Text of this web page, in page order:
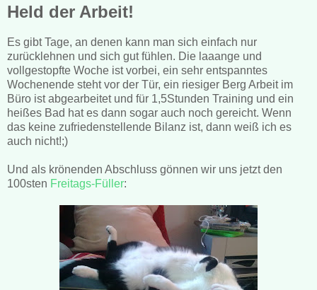
Held der Arbeit!
Es gibt Tage, an denen kann man sich einfach nur
zurücklehnen und sich gut fühlen. Die laaange und
vollgestopfte Woche ist vorbei, ein sehr entspanntes
Wochenende steht vor der Tür, ein riesiger Berg Arbeit im
Büro ist abgearbeitet und für 1,5Stunden Training und ein
heißes Bad hat es dann sogar auch noch gereicht. Wenn
das keine zufriedenstellende Bilanz ist, dann weiß ich es
auch nicht!;)
Und als krönenden Abschluss gönnen wir uns jetzt den
100sten Freitags-Füller: